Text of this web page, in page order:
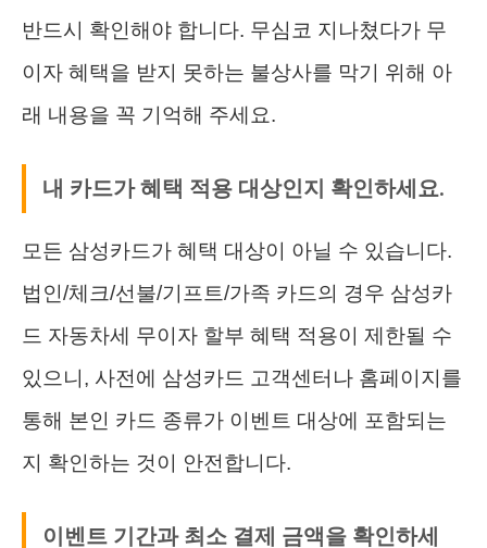
반드시 확인해야 합니다. 무심코 지나쳤다가 무
이자 혜택을 받지 못하는 불상사를 막기 위해 아
래 내용을 꼭 기억해 주세요.
내 카드가 혜택 적용 대상인지 확인하세요.
모든 삼성카드가 혜택 대상이 아닐 수 있습니다.
법인/체크/선불/기프트/가족 카드의 경우 삼성카
드 자동차세 무이자 할부 혜택 적용이 제한될 수
있으니, 사전에 삼성카드 고객센터나 홈페이지를
통해 본인 카드 종류가 이벤트 대상에 포함되는
지 확인하는 것이 안전합니다.
이벤트 기간과 최소 결제 금액을 확인하세